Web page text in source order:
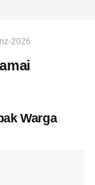
2026
Warga